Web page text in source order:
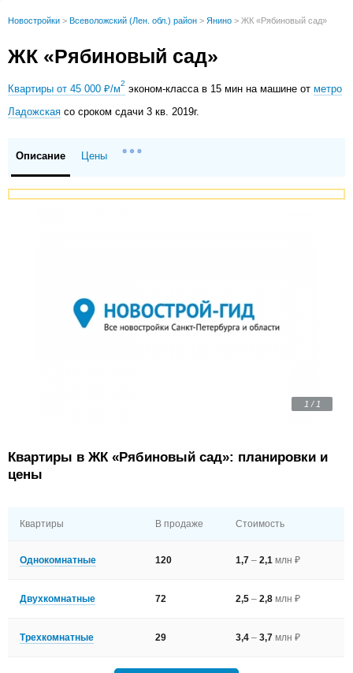
Новостройки > Всеволожский (Лен. обл.) район > Янино > ЖК «Рябиновый сад»
ЖК «Рябиновый сад»
Квартиры от 45 000 ₽/м2 эконом-класса в 15 мин на машине отметро
Ладожская со сроком сдачи 3 кв. 2019г.
Описание Цены
1 / 1
Квартиры в ЖК «Рябиновый сад»: планировки и
цены
Квартиры В продаже Стоимость
Однокомнатные 120 1,7– 2,1млн ₽
Двухкомнатные 72 2,5– 2,8млн ₽
Трехкомнатные 29 3,4– 3,7млн ₽